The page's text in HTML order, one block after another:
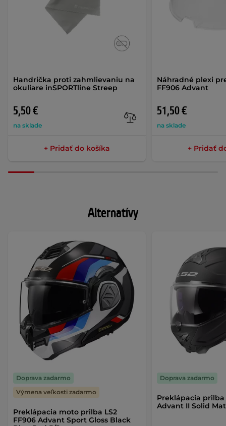
Handrička proti zahmlievaniu na
okuliare inSPORTline Streep
5,50 €
na sklade
+ Pridať do košíka
Náhradné plexi
FF906 Advant
51,50 €
na sklade
+ Pridať
Alternatívy
Preklápacia moto prilba LS2
FF906 Advant Sport Gloss Black
Doprava zadarmo
Výmena veľkosti zadarmo
Preklápacia prilba
Advant II Solid
Doprava zadarmo